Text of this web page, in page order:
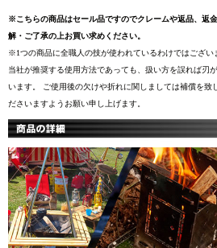
※こちらの商品はセール品ですのでクレームや返品、返
解・ご了承の上お買い求めください。
※1つの商品に全職人の技が使われているわけではござい
当社が推奨する使用方法であっても、扱い方を誤れば刃
います。 ご使用後の欠けや折れに関しましては補償を致
ださいますようお願い申し上げます。